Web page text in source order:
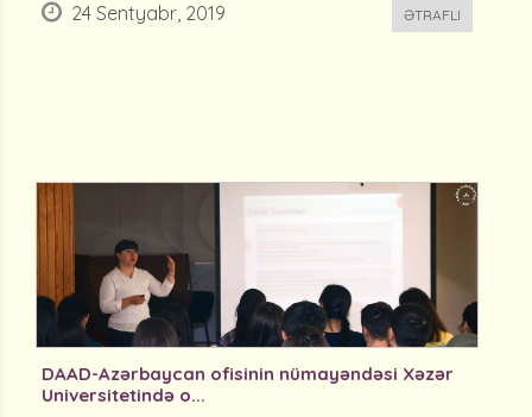
24 Sentyabr, 2019 ƏTRAFLI
DAAD-Azərbaycan ofisinin nümayəndəsi Xəzər
Universitetində o...